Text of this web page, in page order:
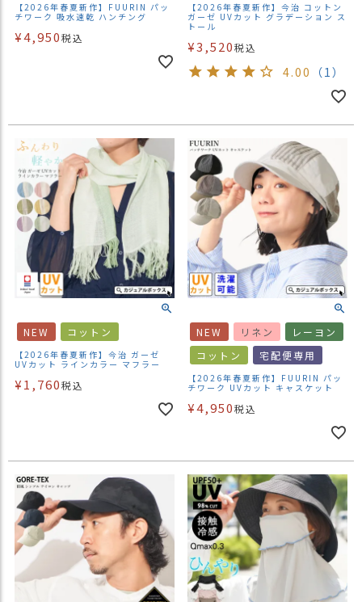
【2026年春夏新作】FUURIN パッ
チワーク 吸水速乾 ハンチング
¥4,950税込
【2026年春夏新作】今治 コットン
ガーゼ UVカット グラデーション ス
トール
¥3,520税込
4.00 （1）
NEW コットン
【2026年春夏新作】今治 ガーゼ
UVカット ラインカラー マフラー
¥1,760税込
NEW リネン
レーヨン
コットン
宅配便専用
【2026年春夏新作】FUURIN パッ
チワーク UVカット キャスケット
¥4,950税込